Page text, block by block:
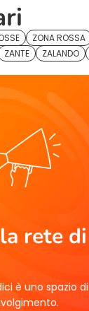
ZONA ROSSA
ZANTE ZALANDO
rete di
è uno spazio di